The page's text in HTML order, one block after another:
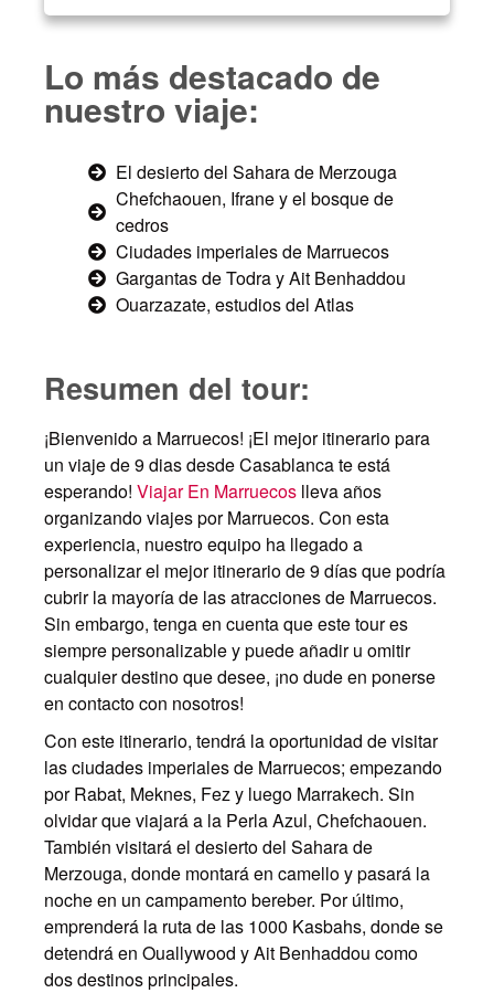
Lo más destacado de
nuestro viaje:​
El desierto del Sahara de Merzouga
Chefchaouen, Ifrane y el bosque de
cedros
Ciudades imperiales de Marruecos
Gargantas de Todra y Ait Benhaddou
Ouarzazate, estudios del Atlas
Resumen del tour:
¡Bienvenido a Marruecos! ¡El mejor itinerario para
un viaje de 9 dias desde Casablanca te está
esperando! Viajar En Marruecos lleva años
organizando viajes por Marruecos. Con esta
experiencia, nuestro equipo ha llegado a
personalizar el mejor itinerario de 9 días que podría
cubrir la mayoría de las atracciones de Marruecos.
Sin embargo, tenga en cuenta que este tour es
siempre personalizable y puede añadir u omitir
cualquier destino que desee, ¡no dude en ponerse
en contacto con nosotros!
Con este itinerario, tendrá la oportunidad de visitar
las ciudades imperiales de Marruecos; empezando
por Rabat, Meknes, Fez y luego Marrakech. Sin
olvidar que viajará a la Perla Azul, Chefchaouen.
También visitará el desierto del Sahara de
Merzouga, donde montará en camello y pasará la
noche en un campamento bereber. Por último,
emprenderá la ruta de las 1000 Kasbahs, donde se
detendrá en Ouallywood y Ait Benhaddou como
dos destinos principales.